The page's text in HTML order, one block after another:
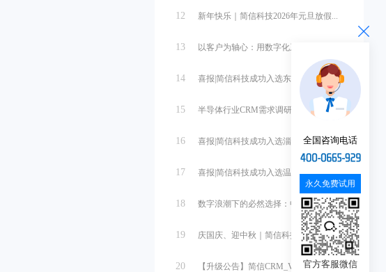
12 新年快乐｜简信科技2026年元旦放假...
13 以客户为轴心：用数字化系统重塑销售管...
14 喜报|简信科技成功入选东营市中小企业...
15 半导体行业CRM需求调研与系统设计
16 喜报|简信科技成功入选淄博市中小企业...
17 喜报|简信科技成功入选温州市第一批中...
18 数字浪潮下的必然选择：中小微企业管理...
19 庆国庆、迎中秋｜简信科技2025国庆...
20 【升级公告】简信CRM_V4.7.5...
全国咨询电话
永久免费试用
官方客服微信